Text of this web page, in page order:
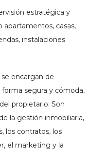
estratégica y
casas,
instalaciones
encargan de
segura y cómoda,
propietario. Son
la gestión inmobiliaria,
los contratos, los
el marketing y la